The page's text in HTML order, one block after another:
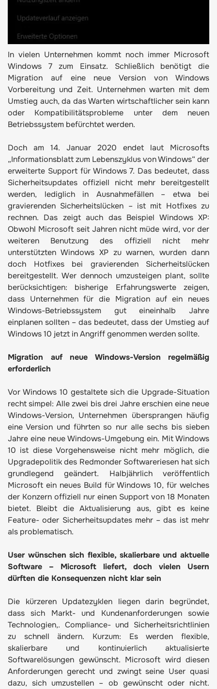
In vielen Unternehmen kommt noch immer Microsoft
Windows 7 zum Einsatz. Schließlich benötigt die
Migration auf eine neue Version von Windows
Vorbereitung und Zeit. Unternehmen warten mit dem
Umstieg auch, da das Warten wirtschaftlicher sein kann
oder Kompatibilitätsprobleme unter dem neuen
Betriebssystem befürchtet werden.
Doch am 14. Januar 2020 endet laut Microsofts
„Informationsblatt zum Lebenszyklus von Windows“ der
erweiterte Support für Windows 7. Das bedeutet, dass
Sicherheitsupdates offiziell nicht mehr bereitgestellt
werden, lediglich in Ausnahmefällen – etwa bei
gravierenden Sicherheitslücken – ist mit Hotfixes zu
rechnen. Das zeigt auch das Beispiel Windows XP:
Obwohl Microsoft seit Jahren nicht müde wird, vor der
weiteren Benutzung des offiziell nicht mehr
unterstützten Windows XP zu warnen, wurden dann
doch Hotfixes bei gravierenden Sicherheitslücken
bereitgestellt. Wer dennoch umzusteigen plant, sollte
berücksichtigen: bisherige Erfahrungswerte zeigen,
dass Unternehmen für die Migration auf ein neues
Windows-Betriebssystem gut eineinhalb Jahre
einplanen sollten – das bedeutet, dass der Umstieg auf
Windows 10 jetzt in Angriff genommen werden sollte.
Migration auf neue Windows-Version regelmäßig
erforderlich
Vor Windows 10 gestaltete sich die Upgrade-Situation
recht simpel: Alle zwei bis drei Jahre erschien eine neue
Windows-Version, Unternehmen übersprangen häufig
eine Version und führten so nur alle sechs bis sieben
Jahre eine neue Windows-Umgebung ein. Mit Windows
10 ist diese Vorgehensweise nicht mehr möglich, die
Upgradepolitik des Redmonder Softwareriesen hat sich
grundlegend geändert. Halbjährlich veröffentlich
Microsoft ein neues Build für Windows 10, für welches
der Konzern offiziell nur einen Support von 18 Monaten
bietet. Bleibt die Aktualisierung aus, gibt es keine
Feature- oder Sicherheitsupdates mehr – das ist mehr
als problematisch.
User wünschen sich flexible, skalierbare und aktuelle
Software – Microsoft liefert, doch vielen Usern
dürften die Konsequenzen nicht klar sein
Die kürzeren Updatezyklen liegen darin begründet,
dass sich Markt- und Kundenanforderungen sowie
Technologien,. Compliance- und Sicherheitsrichtlinien
zu schnell ändern. Kurzum: Es werden flexible,
skalierbare und kontinuierlich aktualisierte
Softwarelösungen gewünscht. Microsoft wird diesen
Anforderungen gerecht und zwingt seine User quasi
dazu, sich umzustellen – ob gewünscht oder nicht.